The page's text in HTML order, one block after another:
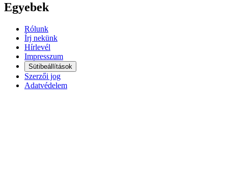
Egyebek
Rólunk
Írj nekünk
Hírlevél
Impresszum
Sütibeállítások
Szerzői jog
Adatvédelem